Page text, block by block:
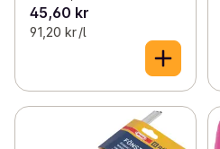
45,60 kr
91,20 kr /l